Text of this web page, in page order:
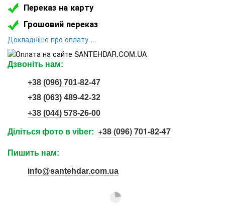
Переказ на карту
Грошовий переказ
Докладніше про оплату ...
Дзвоніть нам:
+38 (096) 701-82-47
+38 (063) 489-42-32
+38 (044) 578-26-00
Діліться фото в viber: +38 (096) 701-82-47
Пишить нам:
info@santehdar.com.ua